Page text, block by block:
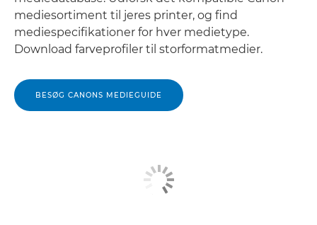
mediesortiment til jeres printer, og find
mediespecifikationer for hver medietype.
Download farveprofiler til storformatmedier.
BESØG CANONS MEDIEGUIDE